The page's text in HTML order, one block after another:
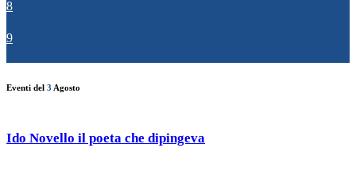
8
9
Eventi del 3 Agosto
Ido Novello il poeta che dipingeva